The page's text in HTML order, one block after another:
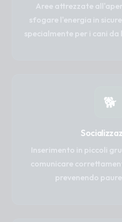
Aree attrezzate
sfogare l'energia in
specialmente per i cani
🐕
Inserimento in piccoli
comunicare
prevenendo